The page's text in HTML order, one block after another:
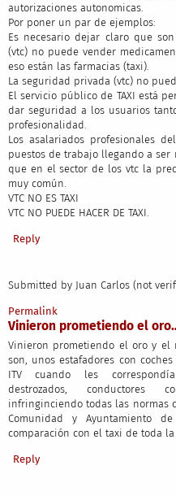
autorizaciones autonomicas.
Por poner un par de ejemplos:
Es necesario dejar claro que
(vtc) no puede vender
eso están las farmacias (taxi).
La seguridad privada (vtc) no
El servicio público de TAXI está
dar seguridad a los usuarios
profesionalidad.
Los asalariados profesionales
puestos de trabajo llegando a
que en el sector de los vtc la
muy común.
VTC NO ES TAXI
VTC NO PUEDE HACER DE TAXI.
Reply
Submitted by Juan Carlos (not
Permalink
Vinieron prometiendo el
Vinieron prometiendo el oro y el
son, unos estafadores con
ITV cuando les
destrozados, conductores
infringinciendo todas las normas
Comunidad y Ayuntamiento
comparación con el taxi de toda
Reply